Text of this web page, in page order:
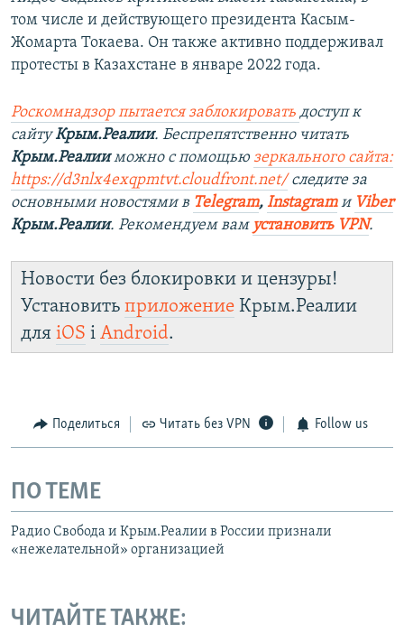
том числе и действующего президента Касым-
Жомарта Токаева. Он также активно поддерживал
протесты в Казахстане в январе 2022 года.
Роскомнадзор пытается заблокировать доступ к
сайтуКрым.Реалии. Беспрепятственно читать
Крым.Реалииможно с помощью зеркального сайта:
https://d3nlx4exqpmtvt.cloudfront.net/следите за
основными новостями в Telegram, Instagramи Viber
Крым.Реалии. Рекомендуем вам установить VPN.
Новости без блокировки и цензуры!
Установить приложение Крым.Реалии
для iOS і Android.
Поделиться Читать без VPN Follow us
ПО ТЕМЕ
Радио Свобода и Крым.Реалии в России признали
«нежелательной» организацией
ЧИТАЙТЕ ТАКЖЕ: